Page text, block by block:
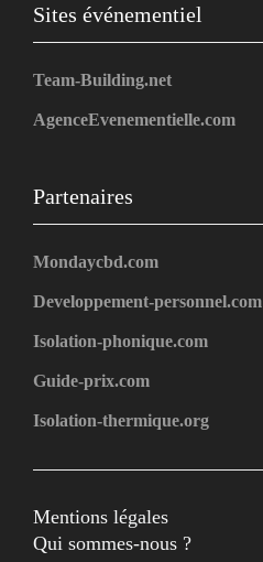
Sites événementiel
Team-Building.net
AgenceEvenementielle.com
Partenaires
Mondaycbd.com
Developpement-personnel.com
Isolation-phonique.com
Guide-prix.com
Isolation-thermique.org
Mentions légales
Qui sommes-nous ?